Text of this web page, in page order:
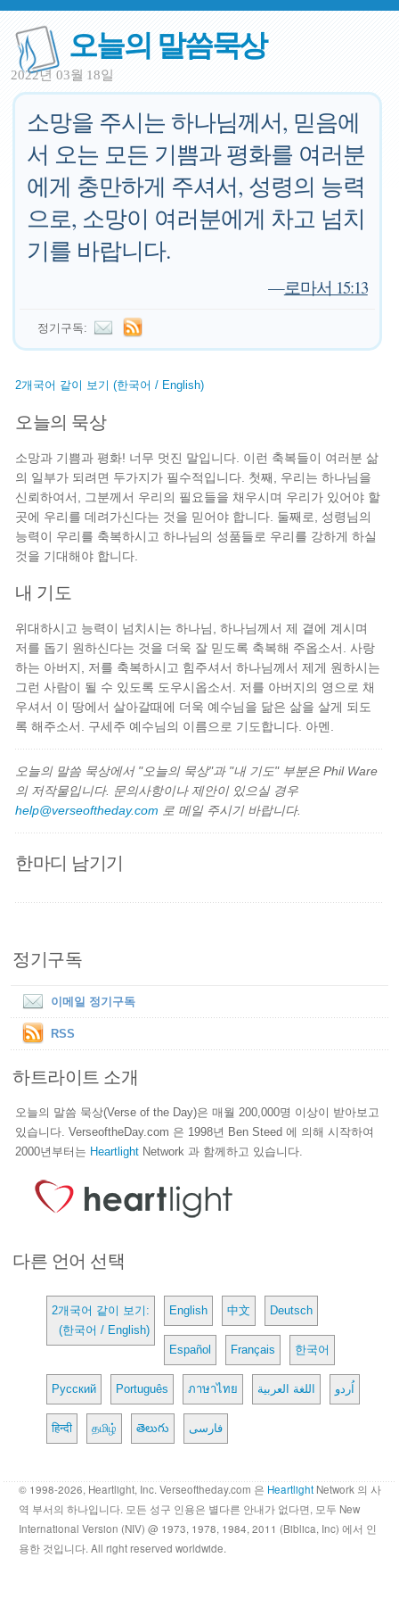
오늘의 말씀묵상
2022년 03월 18일
소망을 주시는 하나님께서, 믿음에
서 오는 모든 기쁨과 평화를 여러분
에게 충만하게 주셔서, 성령의 능력
으로, 소망이 여러분에게 차고 넘치
기를 바랍니다.
—로마서 15:13
정기구독:
2개국어 같이 보기 (한국어 / English)
오늘의 묵상
소망과 기쁨과 평화! 너무 멋진 말입니다. 이런 축복들이 여러분 삶
의 일부가 되려면 두가지가 필수적입니다. 첫째, 우리는 하나님을
신뢰하여서, 그분께서 우리의 필요들을 채우시며 우리가 있어야 할
곳에 우리를 데려가신다는 것을 믿어야 합니다. 둘째로, 성령님의
능력이 우리를 축복하시고 하나님의 성품들로 우리를 강하게 하실
것을 기대해야 합니다.
내 기도
위대하시고 능력이 넘치시는 하나님, 하나님께서 제 곁에 계시며
저를 돕기 원하신다는 것을 더욱 잘 믿도록 축복해 주옵소서. 사랑
하는 아버지, 저를 축복하시고 힘주셔서 하나님께서 제게 원하시는
그런 사람이 될 수 있도록 도우시옵소서. 저를 아버지의 영으로 채
우셔서 이 땅에서 살아갈때에 더욱 예수님을 닮은 삶을 살게 되도
록 해주소서. 구세주 예수님의 이름으로 기도합니다. 아멘.
오늘의 말씀 묵상에서 "오늘의 묵상"과 "내 기도" 부분은 Phil Ware
의 저작물입니다. 문의사항이나 제안이 있으실 경우
help@verseoftheday.com 로 메일 주시기 바랍니다.
한마디 남기기
정기구독
이메일 정기구독
RSS
하트라이트 소개
오늘의 말씀 묵상(Verse of the Day)은 매월 200,000명 이상이 받아보고
있습니다. VerseoftheDay.com 은 1998년 Ben Steed 에 의해 시작하여
2000년부터는 Heartlight Network 과 함께하고 있습니다.
다른 언어 선택
2개국어 같이 보기:
(한국어 / English)
English 中文 Deutsch
Español Français 한국어
Русский Português ภาษาไทย اللغة العربية اُردو
हिन्दी தமிழ் తెలుగు فارسی
© 1998-2026, Heartlight, Inc. Verseoftheday.com 은 Heartlight Network 의 사
역 부서의 하나입니다. 모든 성구 인용은 별다른 안내가 없다면, 모두 New
International Version (NIV) @ 1973, 1978, 1984, 2011 (Biblica, Inc) 에서 인
용한 것입니다. All right reserved worldwide.